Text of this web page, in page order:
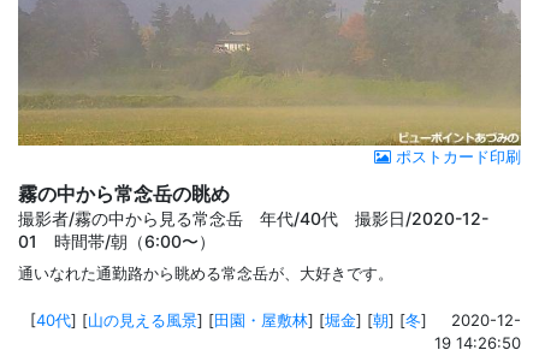
ポストカード印刷
霧の中から常念岳の眺め
撮影者/霧の中から見る常念岳 年代/40代 撮影日/2020-12-
01 時間帯/朝（6:00〜）
通いなれた通勤路から眺める常念岳が、大好きです。
[40代] [山の見える風景] [田園・屋敷林] [堀金] [朝] [冬]
2020-12-
19 14:26:50